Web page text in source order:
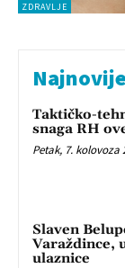
ZDRAVLJE
Taktičko-
snaga RH
Petak, 7. kolovoza
Slaven
Varaždince,
ulaznice